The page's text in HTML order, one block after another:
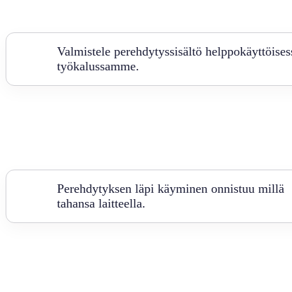
Valmistele perehdytyssisältö
työkalussamme.
Perehdytyksen läpi käyminen onnistuu millä
tahansa laitteella.